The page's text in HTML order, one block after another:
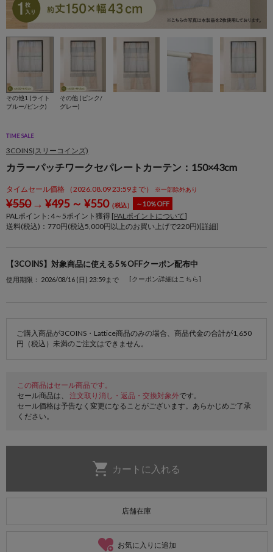
その他1 (ライト
ブルー/ピンク)
その他 (ピンク/
グレー)
TIME SALE
3COINS(スリーコインズ)
カラーパッチワークセパレートカーテン：150×43cm
タイムセール価格 （2026.08.09 23:59まで） ※一部除外あり
¥550→ ¥495～ ¥550（税込） ～10％OFF
PALポイント: 4～ 5ポイント獲得 [PALポイントについて]
送料(税込)：770円(税込5,000円以上のお買い上げで220円)[詳細]
【3COINS】対象商品に使える5％OFFクーポン配布中
使用期限： 2026/08/16 (日) 23:59まで [クーポン詳細はこちら]
ご購入商品が3COINS・Lattice商品のみの場合、商品代金の合計が1,650
円（税込）未満のご注文はできません。
この商品はセール商品です。
セール商品は、 注文取り消し・返品・交換対象外です。
セール価格は予告なく変更になることがございます。あらかじめご了承
ください。
店舗在庫
お気に入りに追加